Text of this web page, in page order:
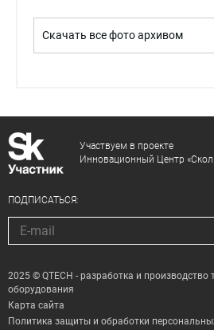
Скачать все фото архивом
Участвуем в проекте
Инновационный Центр
ПОДПИСАТЬСЯ:
2025 © QTECH - разработка и
оборудования
Карта сайта
Политика защиты и обработки